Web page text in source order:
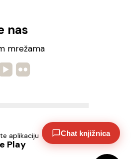
nas
mrežama
aplikaciju
Play
Chat knjižnica